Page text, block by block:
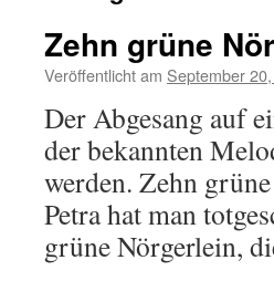
Zehn grüne
Veröffentlicht am September
Der Abgesang auf
der bekannten
werden. Zehn
Petra hat man
grüne Nörgerlein,